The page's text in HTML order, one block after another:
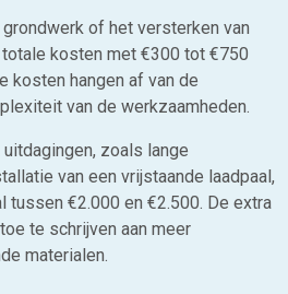
of het versterken van
kosten met €300 tot €750
kosten hangen af van de
van de werkzaamheden.
zoals lange
van een vrijstaande laadpaal,
tussen €2.000 en €2.500. De extra
te schrijven aan meer
materialen.